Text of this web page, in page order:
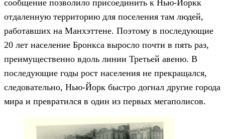
сообщение позволило присоединить к Нью-Йоркк
отдаленную территорию для поселения там людей,
работавших на Манхэттене. Поэтому в последующие
20 лет население Бронкса выросло почти в пять раз,
преимущественно вдоль линии Третьей авеню. В
последующие годы рост населения не прекращался,
следовательно, Нью-Йорк быстро догнал другие города
мира и превратился в один из первых мегаполисов.